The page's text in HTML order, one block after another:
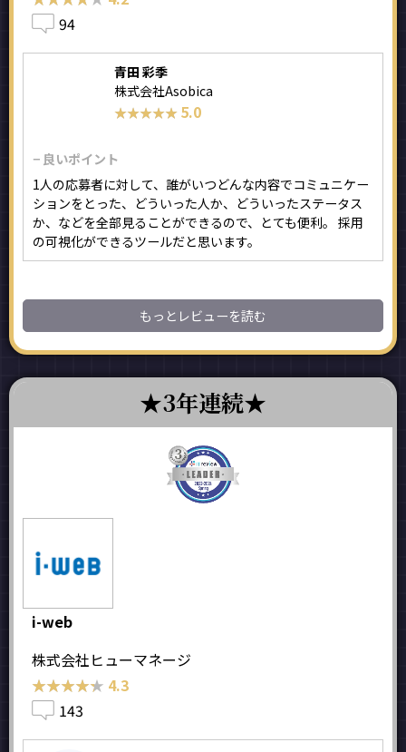
94
青田 彩季
株式会社Asobica
★★★★★
★★★★★ 5.0
− 良いポイント
1人の応募者に対して、誰がいつどんな内容でコミュニケー
ションをとった、どういった人か、どういったステータス
か、などを全部見ることができるので、とても便利。 採用
の可視化ができるツールだと思います。
もっとレビューを読む
3年連続
i-web
株式会社ヒューマネージ
★★★★★
★★★★★ 4.3
143